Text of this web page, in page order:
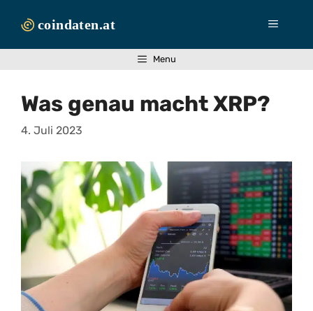
Inhalt
Menü
Menu
Was genau macht XRP?
4. Juli 2023